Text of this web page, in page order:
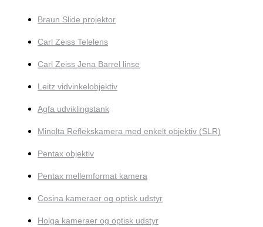
Braun Slide projektor
Carl Zeiss Telelens
Carl Zeiss Jena Barrel linse
Leitz vidvinkelobjektiv
Agfa udviklingstank
Minolta Reflekskamera med enkelt objektiv (SLR)
Pentax objektiv
Pentax mellemformat kamera
Cosina kameraer og optisk udstyr
Holga kameraer og optisk udstyr